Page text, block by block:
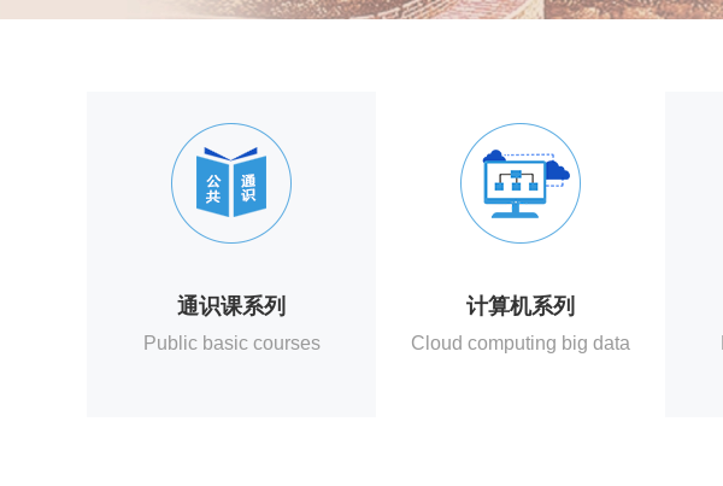
通识课系列
Public basic courses
计算机系列
Cloud computing big data